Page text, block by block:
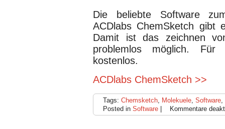
Die beliebte Software
ACDlabs ChemSketch gibt
Damit ist das zeichnen
problemlos möglich.
kostenlos.
ACDlabs ChemSketch >>
Tags: Chemsketch, Molekuele, Software,
Posted in Software Kommentare